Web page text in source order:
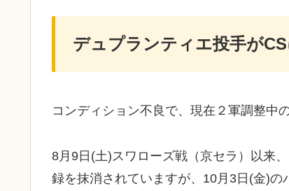
デュプランティエ投手が
コンディション不良で、現在２軍調整中
8月9日(土)スワローズ戦（京セラ）以来
録を抹消されていますが、10月3日(金)